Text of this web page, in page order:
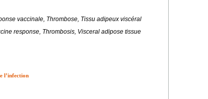
vaccinale, Thrombose, Tissu adipeux viscéral
response, Thrombosis, Visceral adipose tissue
l’infection